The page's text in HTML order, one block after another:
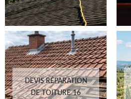
DEVIS RÉPARATION
DE TOITURE 16